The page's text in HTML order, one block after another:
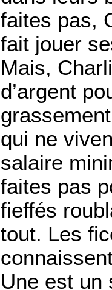
faites pas,
fait jouer
Mais,
d’argent
qui ne
salaire
faites pas
fieffés
tout. Les
Une est un